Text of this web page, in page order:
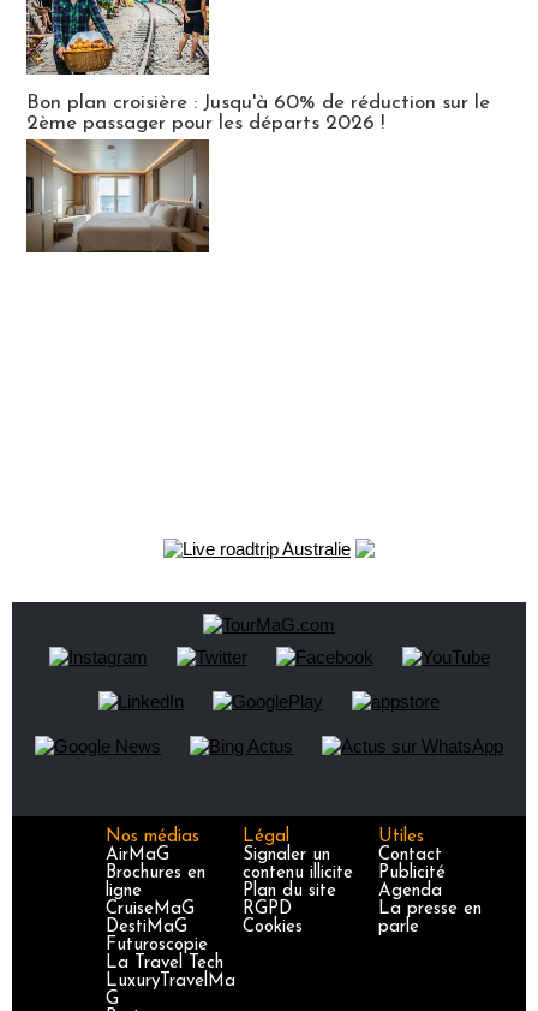
Bon plan croisière : Jusqu'à 60% de réduction sur le
2ème passager pour les départs 2026 !
Nos médias
AirMaG
Brochures en
ligne
CruiseMaG
DestiMaG
Futuroscopie
La Travel Tech
LuxuryTravelMa
G
Légal
Signaler un
contenu illicite
Plan du site
RGPD
Cookies
Utiles
Contact
Publicité
Agenda
La presse en
parle